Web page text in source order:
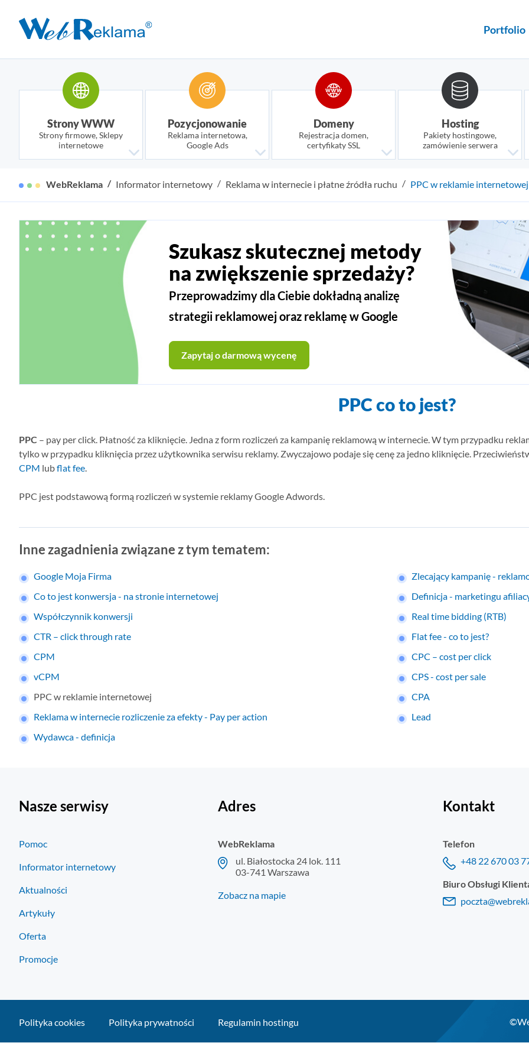
Portfolio
Strony WWW
Strony firmowe, Sklepy
internetowe
Pozycjonowanie
Reklama internetowa,
Google Ads
Domeny
Rejestracja domen,
certyfikaty SSL
Hosting
Pakiety hostingowe,
zamówienie serwera
WebReklama Informator internetowy Reklama w internecie i płatne źródła ruchu PPC w reklamie internetowej
Szukasz skutecznej metody
na zwiększenie sprzedaży?
Przeprowadzimy dla Ciebie dokładną analizę
strategii reklamowej oraz reklamę w Google
Zapytaj o darmową wycenę
PPC co to jest?
PPC – pay per click. Płatność za kliknięcie. Jedna z form rozliczeń za kampanię reklamową w internecie. W tym przypadku
tylko w przypadku kliknięcia przez użytkownika serwisu reklamy. Zwyczajowo podaje się cenę za jedno kliknięcie.
CPM lubflat fee.
PPC jest podstawową formą rozliczeń w systemie reklamy Google Adwords.
Inne zagadnienia związane z tym tematem:
Google Moja Firma
Co to jest konwersja - na stronie internetowej
Współczynnik konwersji
CTR – click through rate
CPM
vCPM
PPC w reklamie internetowej
Reklama w internecie rozliczenie za efekty - Pay per action
Wydawca - definicja
Zlecający kampanię -
Definicja - marketingu
Real time bidding (RTB)
Flat fee - co to jest?
CPC – cost per click
CPS - cost per sale
CPA
Lead
Nasze serwisy
Pomoc
Informator internetowy
Aktualności
Artykuły
Oferta
Promocje
Adres
WebReklama
ul. Białostocka 24 lok. 111
03-741 Warszawa
Zobacz na mapie
Kontakt
Telefon
+48 22 670 03
Biuro Obsługi
Polityka cookies Polityka prywatności Regulamin hostingu